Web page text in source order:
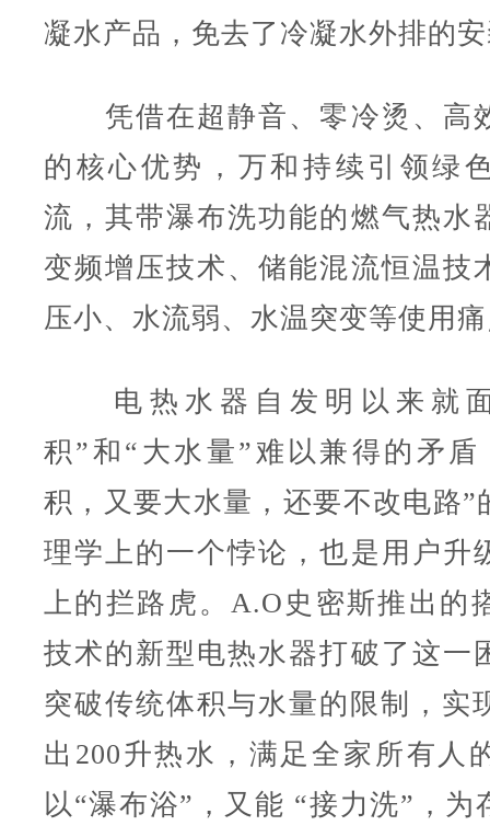
凝水产品，免去了冷凝水外排的
凭借在超静音、零冷烫、高
的核心优势，万和持续引领绿
流，其带瀑布洗功能的燃气热水
变频增压技术、储能混流恒温技
压小、水流弱、水温突变等使用
电热水器自发明以来就
积”和“大水量”难以兼得的矛盾
积，又要大水量，还要不改电路”
理学上的一个悖论，也是用户升
上的拦路虎。A.O史密斯推出的
技术的新型电热水器打破了这一
突破传统体积与水量的限制，实
出200升热水，满足全家所有人
以“瀑布浴”，又能 “接力洗”，为